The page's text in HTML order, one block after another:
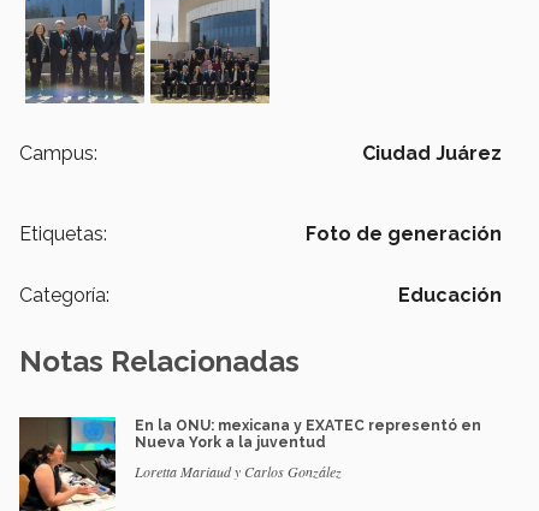
Campus: Ciudad Juárez
Etiquetas: Foto de generación
Categoría: Educación
Notas Relacionadas
En la ONU: mexicana y EXATEC representó en
Nueva York a la juventud
Loretta Mariaud y Carlos González